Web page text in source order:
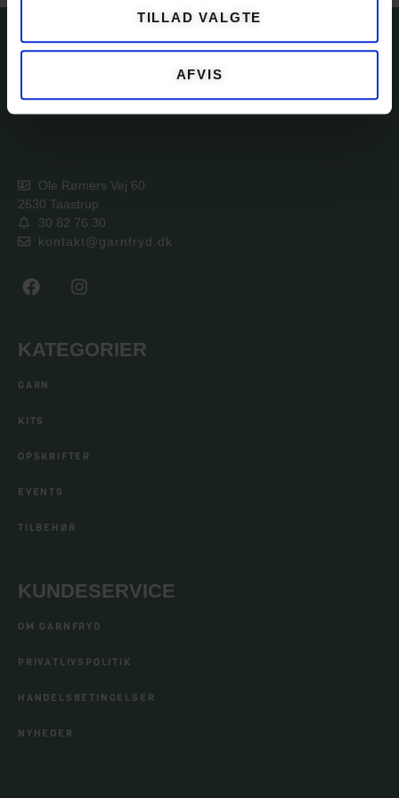
TILLAD VALGTE
AFVIS
Ole Rømers Vej 60
2630 Taastrup
30 82 76 30
kontakt@garnfryd.dk
KATEGORIER
GARN
KITS
OPSKRIFTER
EVENTS
TILBEHØR
KUNDESERVICE
OM GARNFRYD
PRIVATLIVSPOLITIK
HANDELSBETINGELSER
NYHEDER